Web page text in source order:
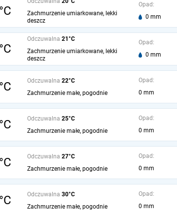
Zachmurzenie umiarkowane, lekki
deszcz
Opad:
0 mm
Odczuwalna 21°C
Zachmurzenie umiarkowane, lekki
deszcz
Opad:
0 mm
Odczuwalna 22°C
Zachmurzenie małe, pogodnie
Opad:
0 mm
Odczuwalna 25°C
Zachmurzenie małe, pogodnie
Opad:
0 mm
Odczuwalna 27°C
Zachmurzenie małe, pogodnie
Opad:
0 mm
Odczuwalna 30°C
Zachmurzenie małe, pogodnie
Opad:
0 mm